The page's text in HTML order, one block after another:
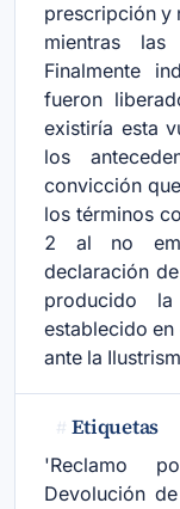
prescripción y
mientras las
Finalmente
fueron
existiría esta
los
convicción
los términos
2 al no
declaración
producido
establecido
ante la
# Etiquetas
'Reclamo
Devolución